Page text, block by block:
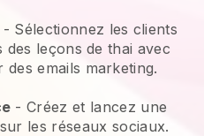
- Sélectionnez les clients
leçons de thai avec
emails marketing.
- Créez et lancez une
les réseaux sociaux.